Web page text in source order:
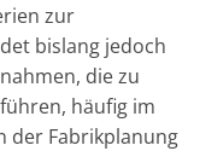
zur
bislang jedoch
die zu
häufig im
der Fabrikplanung